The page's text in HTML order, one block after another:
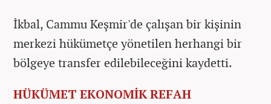
İkbal, Cammu Keşmir'de çalışan bir kişinin
merkezi hükümetçe yönetilen herhangi bir
bölgeye transfer edilebileceğini kaydetti.
HÜKÜMET EKONOMİK REFAH